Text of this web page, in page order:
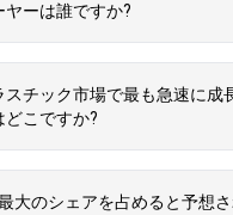
ーは誰ですか?
チック市場で最も急速に成
こですか?
大のシェアを占めると予想